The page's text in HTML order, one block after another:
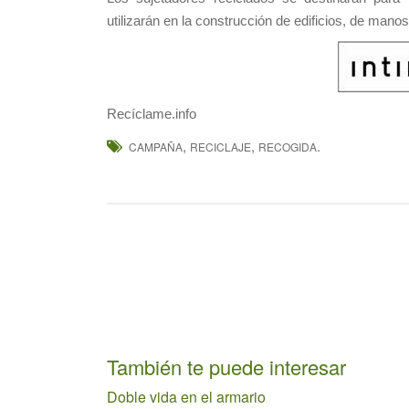
utilizarán en la construcción de edificios, de
Recíclame.info
CAMPAÑA, RECICLAJE, RECOGIDA.
También te puede interesar
Doble vida en el armario